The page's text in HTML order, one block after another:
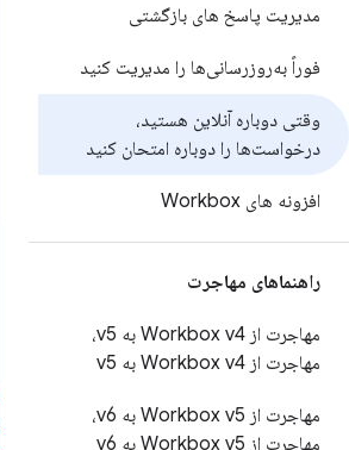
مدیریت پاسخ های بازگشتی
فوراً به‌روزرسانی‌ها را مدیریت کنید
وقتی دوباره آنلاین هستید،
درخواست‌ها را دوباره امتحان کنید
افزونه های Workbox
راهنماهای مهاجرت
مهاجرت از Workbox v4 به v5،
مهاجرت از Workbox v4 به v5
مهاجرت از Workbox v5 به v6،
مهاجرت از Workbox v5 به v6